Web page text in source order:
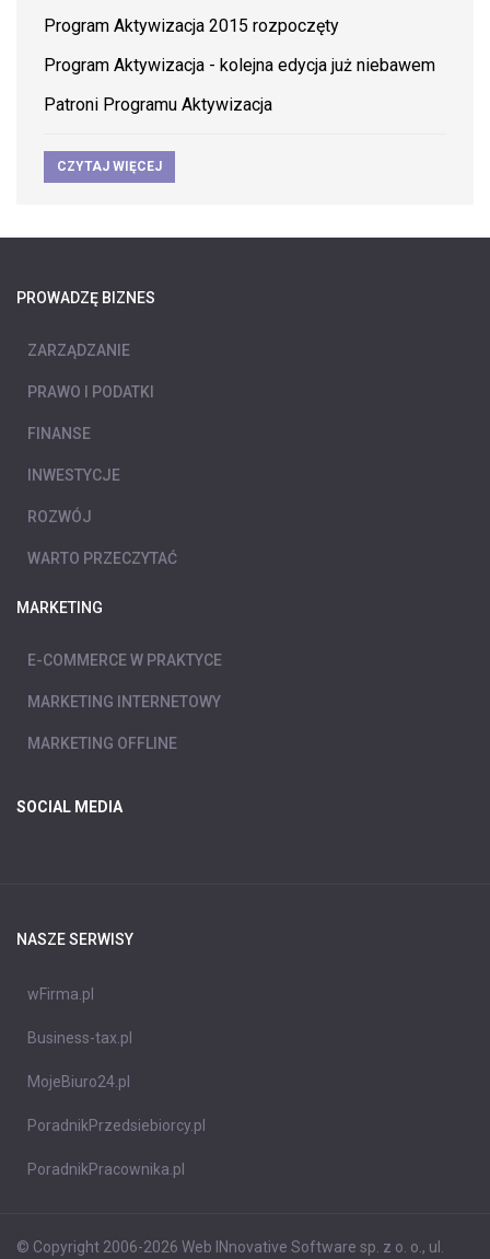
Program Aktywizacja 2015 rozpoczęty
Program Aktywizacja - kolejna edycja już niebawem
Patroni Programu Aktywizacja
CZYTAJ WIĘCEJ
PROWADZĘ BIZNES
ZARZĄDZANIE
PRAWO I PODATKI
FINANSE
INWESTYCJE
ROZWÓJ
WARTO PRZECZYTAĆ
MARKETING
E-COMMERCE W PRAKTYCE
MARKETING INTERNETOWY
MARKETING OFFLINE
SOCIAL MEDIA
NASZE SERWISY
wFirma.pl
Business-tax.pl
MojeBiuro24.pl
PoradnikPrzedsiebiorcy.pl
PoradnikPracownika.pl
© Copyright 2006-2026 Web INnovative Software sp. z o. o., ul.